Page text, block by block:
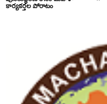
కార్యకర్తల పోరాటం